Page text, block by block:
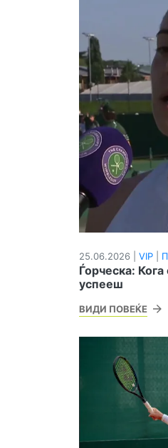
25.06.2026 | VIP
Ѓорческа:
успееш
ВИДИ ПОВЕЌЕ